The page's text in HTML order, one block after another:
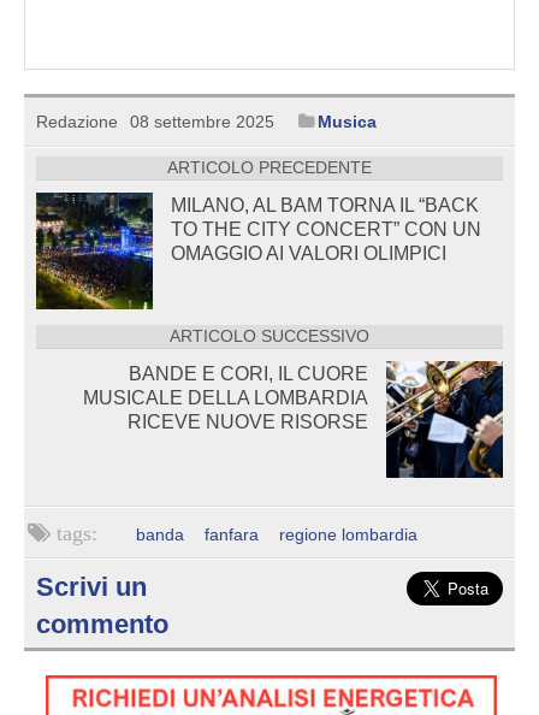
Redazione 08 settembre 2025 Musica
ARTICOLO PRECEDENTE
MILANO, AL BAM TORNA IL “BACK
TO THE CITY CONCERT” CON UN
OMAGGIO AI VALORI OLIMPICI
ARTICOLO SUCCESSIVO
BANDE E CORI, IL CUORE
MUSICALE DELLA LOMBARDIA
RICEVE NUOVE RISORSE
banda fanfara regione lombardia
Scrivi un
commento